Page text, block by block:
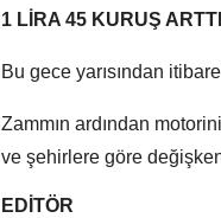
1 LİRA 45 KURUŞ ARTTI
Bu gece yarısından
Zammın ardından
ve şehirlere göre
EDİTÖR